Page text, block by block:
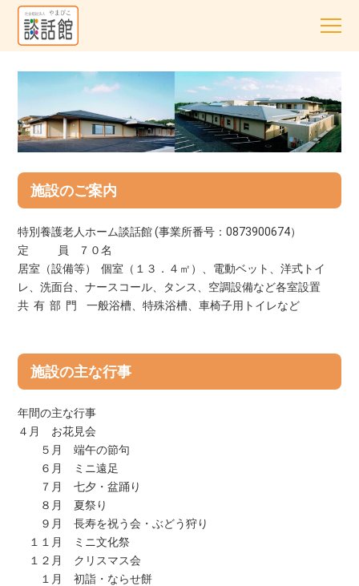
施設のご案内
特別養護老人ホーム談話館 (事業所番号：0873900674）
定 員 ７０名
居室（設備等） 個室（１３．４㎡）、電動ベット、洋式トイ
レ、洗面台、ナースコール、タンス、空調設備など各室設置
共 有 部 門 一般浴槽、特殊浴槽、車椅子用トイレなど
施設の主な行事
年間の主な行事
４月 お花見会
５月 端午の節句
６月 ミニ遠足
７月 七夕・盆踊り
８月 夏祭り
９月 長寿を祝う会・ぶどう狩り
１１月 ミニ文化祭
１２月 クリスマス会
１月 初詣・ならせ餅